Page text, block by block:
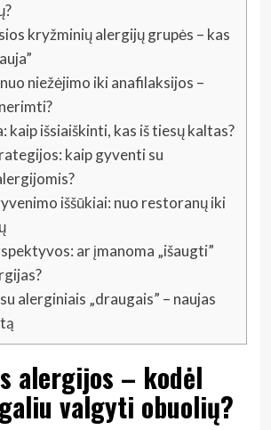
kryžminių alergijų grupės – kas
niežėjimo iki anafilaksijos –
kaip išsiaiškinti, kas iš tiesų kaltas?
kaip gyventi su
iššūkiai: nuo restoranų iki
ar įmanoma „išaugti”
alerginiais „draugais” – naujas
alergijos – kodėl
valgyti obuolių?